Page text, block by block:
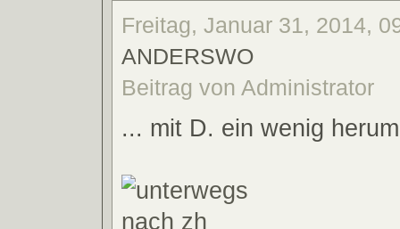
Freitag, Januar 31, 2014,
ANDERSWO
Beitrag von Administrator
... mit D. ein wenig